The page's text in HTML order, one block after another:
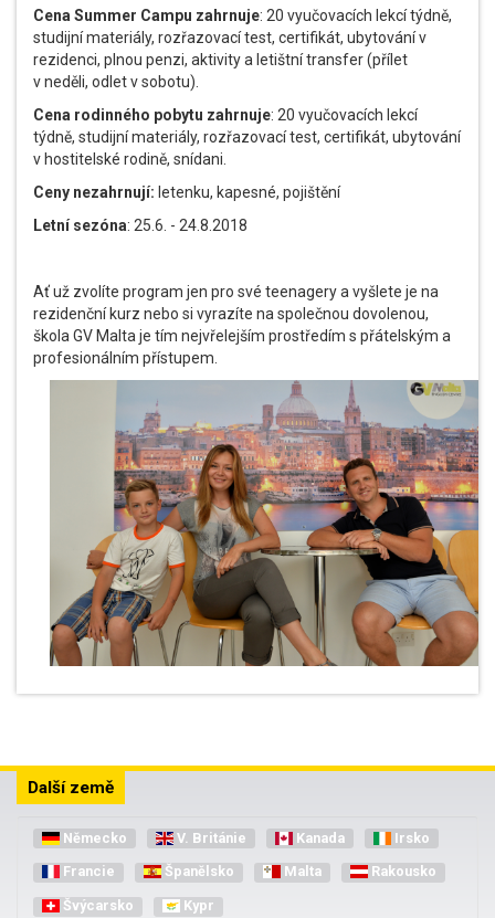
Cena Summer Campu zahrnuje: 20 vyučovacích lekcí týdně,
studijní materiály, rozřazovací test, certifikát, ubytování v
rezidenci, plnou penzi, aktivity a letištní transfer (přílet
v neděli, odlet v sobotu).
Cena rodinného pobytu zahrnuje: 20 vyučovacích lekcí
týdně, studijní materiály, rozřazovací test, certifikát, ubytování
v hostitelské rodině, snídani.
Ceny nezahrnují: letenku, kapesné, pojištění
Letní sezóna: 25.6. - 24.8.2018
Ať už zvolíte program jen pro své teenagery a vyšlete je na
rezidenční kurz nebo si vyrazíte na společnou dovolenou,
škola GV Malta je tím nejvřelejším prostředím s přátelským a
profesionálním přístupem.
Další země
Německo V. Británie Kanada Irsko
Francie Španělsko Malta Rakousko
Švýcarsko Kypr